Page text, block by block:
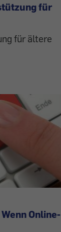
für
für ältere
Online-